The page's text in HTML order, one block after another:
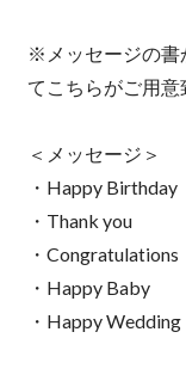
※メッセージの書
てこちらがご用意
＜メッセージ＞
・Happy Birthday
・Thank you
・Congratulations
・Happy Baby
・Happy Wedding